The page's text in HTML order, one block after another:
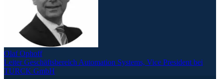
Olaf Ophoff
Leiter Geschäftsbereich Automation Systems, Vice President bei
TURCK GmbH